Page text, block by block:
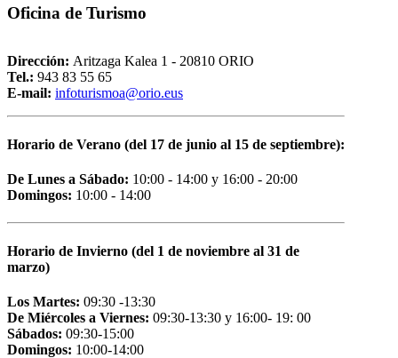
Oficina de Turismo
Dirección: Aritzaga Kalea 1 - 20810 ORIO
Tel.: 943 83 55 65
E-mail: infoturismoa@orio.eus
Horario de Verano (del 17 de junio al 15 de septiembre):
De Lunes a Sábado: 10:00 - 14:00 y 16:00 - 20:00
Domingos: 10:00 - 14:00
Horario de Invierno (del 1 de noviembre al 31 de
marzo)
Los Martes: 09:30 -13:30
De Miércoles a Viernes: 09:30-13:30 y 16:00- 19: 00
Sábados: 09:30-15:00
Domingos: 10:00-14:00